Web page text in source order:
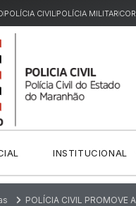
POLÍCIA CIVILPOLÍCIA MILITAR
INSTITUCIONAL
POLÍCIA CIVIL PROMOVE